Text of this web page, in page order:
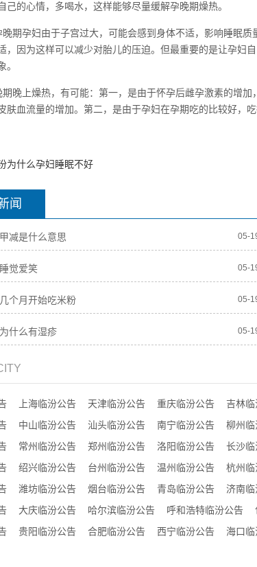
己的心情，多喝水，这样能够尽量缓解孕晚期燥热。
晚期孕妇由于子宫过大，可能会感到身体不适，影响睡眠
，因为这样可以减少对胎儿的压迫。但最重要的是让孕妇
。
期晚上燥热，有可能：第一，是由于怀孕后雌孕激素的增
肤血流量的增加。第二，是由于孕妇在孕期吃的比较好，
为什么孕妇睡眠不好
闻
减是什么意思 05-
觉爱笑 05-
个月开始吃米粉 05-
什么有湿疹 05-
上海临汾公告 天津临汾公告 重庆临汾公告 吉林
中山临汾公告 汕头临汾公告 南宁临汾公告 柳州
常州临汾公告 郑州临汾公告 洛阳临汾公告 长沙
绍兴临汾公告 台州临汾公告 温州临汾公告 杭州
潍坊临汾公告 烟台临汾公告 青岛临汾公告 济南
大庆临汾公告 哈尔滨临汾公告 呼和浩特临汾公告
贵阳临汾公告 合肥临汾公告 西宁临汾公告 海口